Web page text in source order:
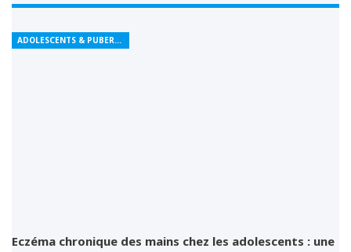
ADOLESCENTS & PUBERTÉ
Eczéma chronique des mains chez les adolescents : une